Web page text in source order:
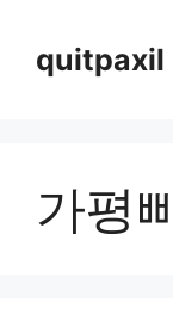
contentquitpaxil
가평